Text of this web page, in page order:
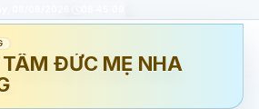
TÂM ĐỨC MẸ NHA